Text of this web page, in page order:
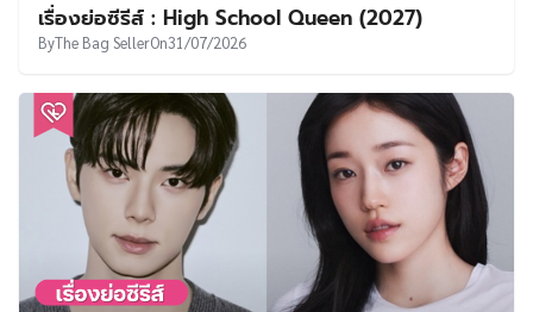
เรื่องย่อซีรีส์ : High School Queen (2027)
ByThe Bag SellerOn31/07/2026